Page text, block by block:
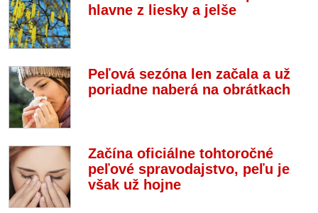
hlavne z liesky a jelše
Peľová sezóna len začala a už
poriadne naberá na obrátkach
Začína oficiálne tohtoročné
peľové spravodajstvo, peľu je
však už hojne